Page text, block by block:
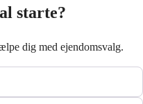
starte?
dig med ejendomsvalg.